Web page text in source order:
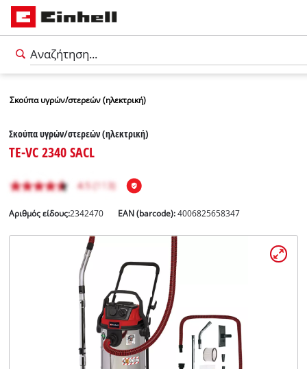
Σκούπα υγρών/στερεών (ηλεκτρική)
Σκούπα υγρών/στερεών (ηλεκτρική)
TE-VC 2340 SACL
Αριθμός είδους:2342470 EAN (barcode):4006825658347